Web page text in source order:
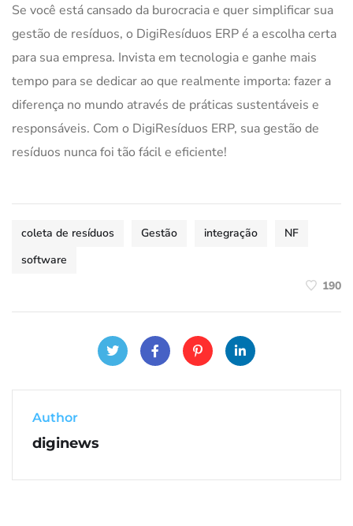
Se você está cansado da burocracia e quer simplificar sua
gestão de resíduos, o DigiResíduos ERP é a escolha certa
para sua empresa. Invista em tecnologia e ganhe mais
tempo para se dedicar ao que realmente importa: fazer a
diferença no mundo através de práticas sustentáveis e
responsáveis. Com o DigiResíduos ERP, sua gestão de
resíduos nunca foi tão fácil e eficiente!
coleta de resíduos Gestão integração
NF
software
190
Author
diginews